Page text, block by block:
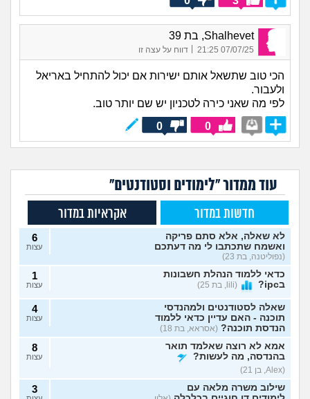
Shalhevet, בת 39
07/07/25 21:25
| דווח על עצה זו
הכי טוב שתשאל אותם ישירות אם יכול להתחיל באריאל
ולעבור.
לפי מה שאני כירה לטכניון יש שם יותר טוב.
0
0
עוד ממדור "לימודים וסטודנטים"
חדשות במדור אקראיות במדור
לא שאלה, אלא סתם פריקה
ואשמח שתכתבו לי מה דעתכם
(נפוליטנה, בת 23)
6
עצות
כדאי ללמוד הנהלת חשבונות
בipc?
(lili, בת 25)
1
עצות
שאלה לסטודנטים ולמהנדסי
תוכנה - האם עדיין כדאי ללמוד
הנדסת תוכנה? (אסראא, בת 18)
4
עצות
אמא לא רוצה שאלמד תואר
בהנדסה, מה לעשות?
(Alex, בן 21)
8
עצות
שילוב משרה מלאה עם
3